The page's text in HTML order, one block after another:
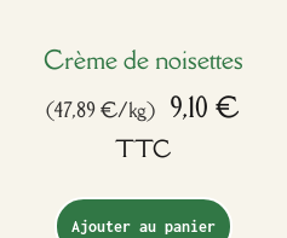
Crème de noisettes
(47,89 €/kg) 9,10 €
TTC
Ajouter au panier